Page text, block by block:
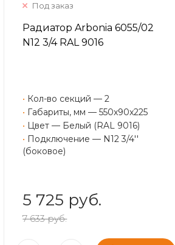
Под заказ
Радиатор Arbonia 6055/02
N12 3/4 RAL 9016
• Кол-во секций — 2
• Габариты, мм — 550x90x225
• Цвет — Белый (RAL 9016)
• Подключение — N12 3/4''
(боковое)
5 725 руб.
7 633 руб.